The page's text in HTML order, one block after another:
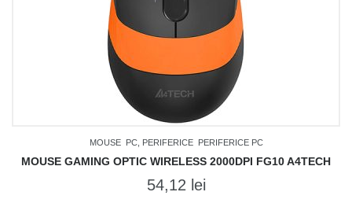
MOUSE PC, PERIFERICE PERIFERICE PC
MOUSE GAMING OPTIC WIRELESS 2000DPI FG10 A4TECH
54,12 lei